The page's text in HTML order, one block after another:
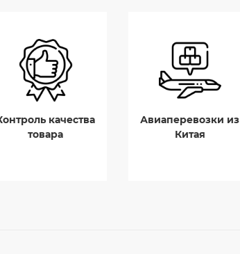
качества
товара
Авиаперевозки из
Китая